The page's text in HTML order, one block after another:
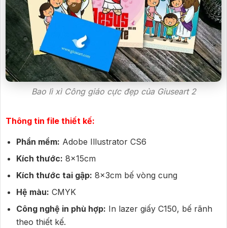
Bao lì xì Công giáo cực đẹp của Giuseart 2
Thông tin file thiết kế:
Phần mềm: Adobe Illustrator CS6
Kích thước: 8x15cm
Kích thước tai gập: 8x3cm bế vòng cung
Hệ màu: CMYK
Công nghệ in phù hợp: In lazer giấy C150, bế rãnh
theo thiết kế.